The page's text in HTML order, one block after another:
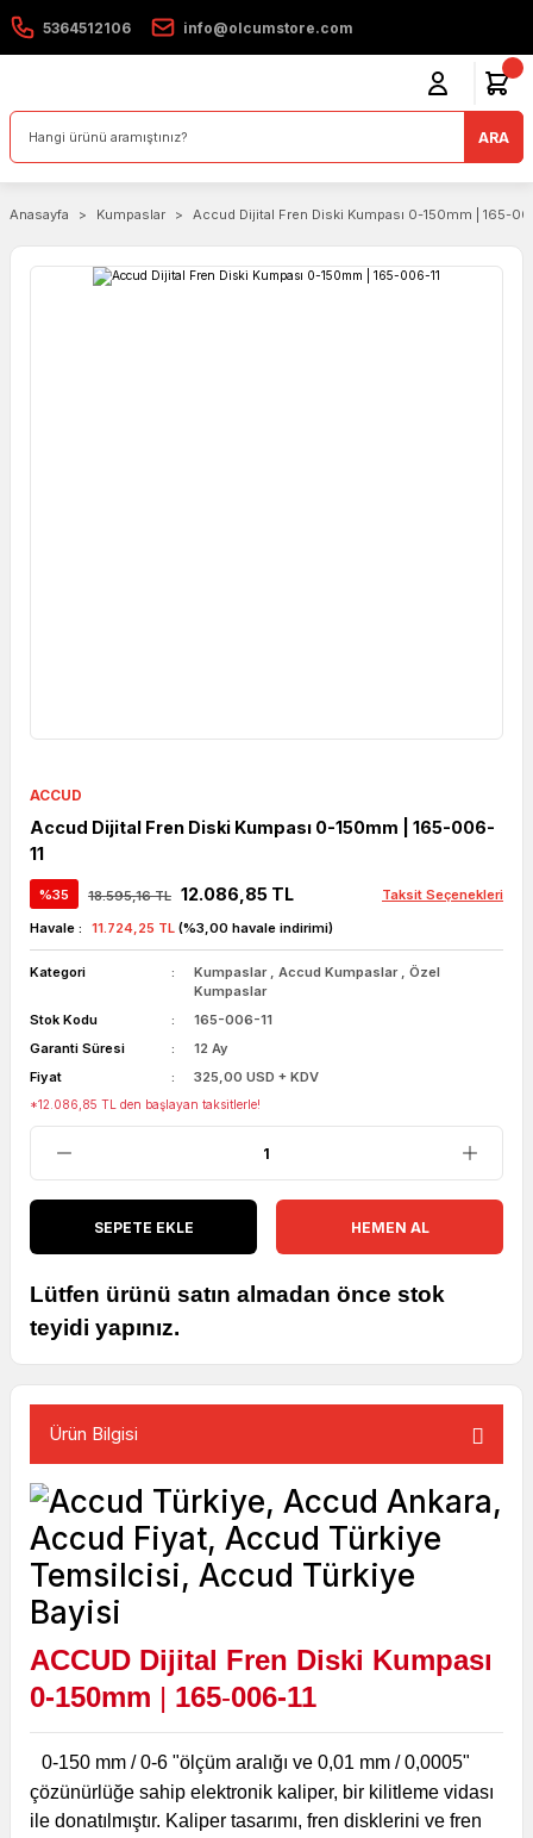
5364512106 info@olcumstore.com
ARA
Anasayfa Kumpaslar Accud Dijital Fren Diski Kumpası 0-150mm | 165-
ACCUD
Accud Dijital Fren Diski Kumpası 0-150mm | 165-006-
11
%35 18.595,16 TL 12.086,85 TL Taksit Seçenekleri
Havale : 11.724,25 TL (%3,00 havale indirimi)
Kategori Kumpaslar ,Accud Kumpaslar ,Özel
Kumpaslar
Stok Kodu
165-006-11
Garanti Süresi
12 Ay
Fiyat
325,00 USD + KDV
*12.086,85 TL den başlayan taksitlerle!
SEPETE EKLE HEMEN AL
Lütfen ürünü satın almadan önce stok
teyidi yapınız.
Ürün Bilgisi
ACCUD Dijital Fren Diski Kumpası
0-150mm | 165-006-11
0-150 mm / 0-6 "ölçüm aralığı ve 0,01 mm / 0,0005"
çözünürlüğe sahip elektronik kaliper, bir kilitleme vidası
ile donatılmıştır. Kaliper tasarımı, fren disklerini ve fren